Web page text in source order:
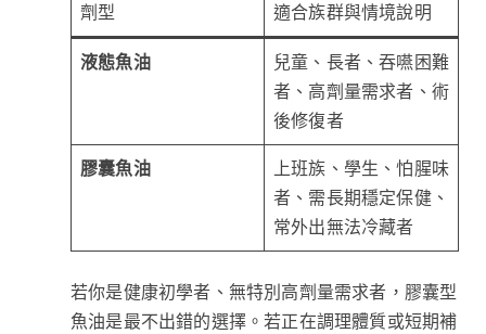
劑型 適合族群與情境說明
液態魚油
兒童、長者、吞嚥困難
者、高劑量需求者、術
後修復者
膠囊魚油
上班族、學生、怕腥味
者、需長期穩定保健、
常外出無法冷藏者
若你是健康初學者、無特別高劑量需求者，膠囊型
魚油是最不出錯的選擇。若正在調理體質或短期補